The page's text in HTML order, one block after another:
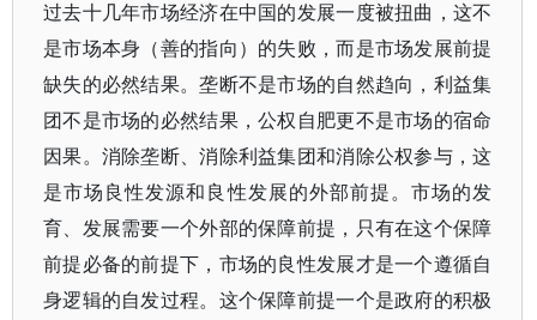
过去十几年市场经济在中国的发展一度被扭曲，这不
是市场本身（善的指向）的失败，而是市场发展前提
缺失的必然结果。垄断不是市场的自然趋向，利益集
团不是市场的必然结果，公权自肥更不是市场的宿命
因果。消除垄断、消除利益集团和消除公权参与，这
是市场良性发源和良性发展的外部前提。市场的发
育、发展需要一个外部的保障前提，只有在这个保障
前提必备的前提下，市场的良性发展才是一个遵循自
身逻辑的自发过程。这个保障前提一个是政府的积极